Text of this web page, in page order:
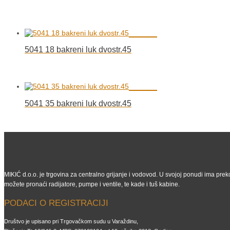
5041 18 bakreni luk dvostr.45
5041 35 bakreni luk dvostr.45
MIKIĆ d.o.o. je trgovina za centralno grijanje i vodovod. U svojoj ponudi ima
možete pronaći radijatore, pumpe i ventile, te kade i tuš kabine.
PODACI O REGISTRACIJI
Društvo je upisano pri Trgovačkom sudu u Varaždinu,